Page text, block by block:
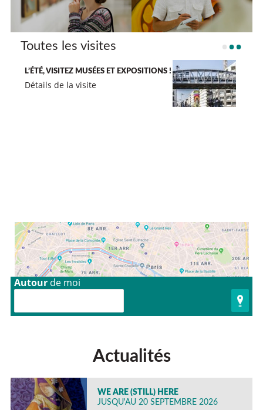
Toutes les visites
EXPO-BALADE STREET ART
Détails de la visite
•••
Autour de moi
Actualités
WE ARE (STILL) HERE
JUSQU'AU 20 SEPTEMBRE 2026